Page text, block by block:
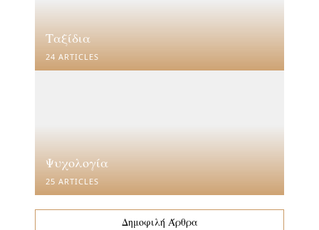
Ταξίδια
24 ARTICLES
Ψυχολογία
25 ARTICLES
Δημοφιλή Άρθρα